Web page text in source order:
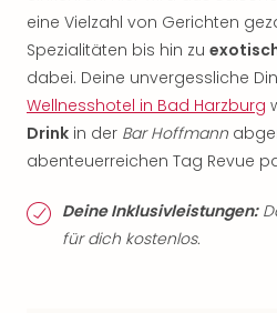
eine Vielzahl von Gerichten
Spezialitäten bis hin zu
dabei. Deine unvergessliche
Wellnesshotel in Bad Harzburg
Drink in der Bar Hoffmann
abenteuerreichen Tag Revue
Deine Inklusivleistungen:
für dich kostenlos.